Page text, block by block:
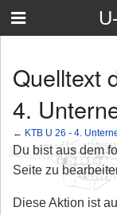
Quelltext
4.
← KTB U 26 - 4.
Du bist aus dem
Seite zu
Diese Aktion ist